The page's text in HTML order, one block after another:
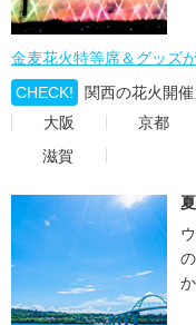
金麦花火特等席＆グッズ
CHECK!
関西の花火開
大阪
京都
滋賀